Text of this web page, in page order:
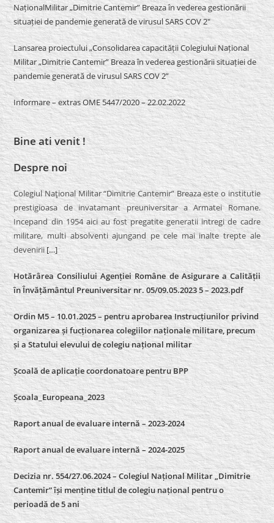
NaționalMilitar „Dimitrie Cantemir” Breaza în vederea gestionării
situației de pandemie generată de virusul SARS COV 2″
Lansarea proiectului „Consolidarea capacității Colegiului Național
Militar „Dimitrie Cantemir” Breaza în vederea gestionării situației de
pandemie generată de virusul SARS COV 2”
Informare – extras OME 5447/2020 – 22.02.2022
Bine ati venit !
Despre noi
Colegiul Naţional Militar “Dimitrie Cantemir” Breaza este o institutie
prestigioasa de invatamant preuniversitar a Armatei Romane.
Incepand din 1954 aici au fost pregatite generatii intregi de cadre
militare, multi absolventi ajungand pe cele mai inalte trepte ale
devenirii […]
Hotărârea Consiliului Agenției Române de Asigurare a Calității
în Învățământul Preuniversitar nr. 05/09.05.2023 5 – 2023.pdf
Ordin M5 – 10.01.2025 – pentru aprobarea Instrucțiunilor privind
organizarea și fucționarea colegiilor naționale militare, precum
și a Statului elevului de colegiu național militar
Școală de aplicație coordonatoare pentru BPP
Școala_Europeana_2023
Raport anual de evaluare internă – 2023-2024
Raport anual de evaluare internă –2024-2025
Decizia nr. 554/27.06.2024 – Colegiul Național Militar „Dimitrie
Cantemir” își menține titlul de colegiu național pentru o
perioadă de 5 ani